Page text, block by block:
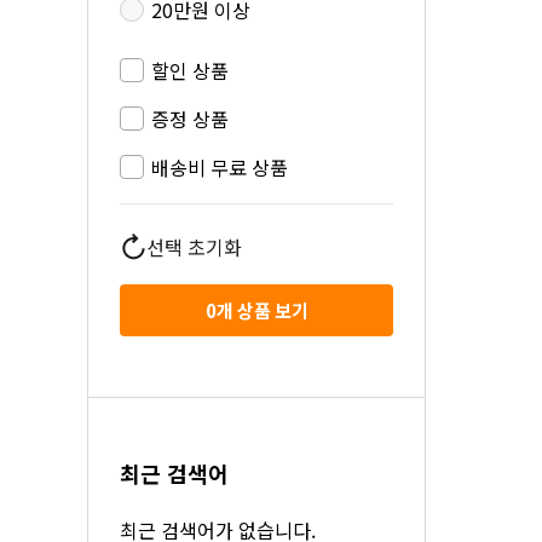
20만원 이상
할인 상품
증정 상품
배송비 무료 상품
선택 초기화
0개 상품 보기
최근 검색어
최근 검색어가 없습니다.